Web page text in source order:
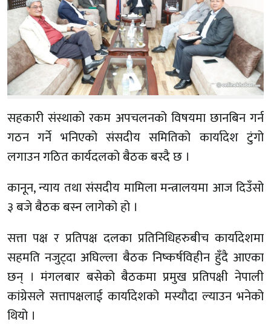
सहकारी संस्थाको रकम अपचलनको विषयमा छानबिन गर्न
गठन गर्ने भनिएको संसदीय समितिको कार्यादेश टुंगो
लगाउन गठित कार्यदलको बैठक बस्दै छ ।
कानून, न्याय तथा संसदीय मामिला मन्त्रालयमा आज दिउँसो
३ बजे बैठक बस्न लागेको हो ।
सत्ता पक्ष र प्रतिपक्ष दलका प्रतिनिधिहरुबीच कार्यादेशमा
सहमति नजुट्दा अघिल्ला बैठक निष्कर्षविहीन हुँदै आएका
छन् । मंगलबार बसेको बैठकमा प्रमुख प्रतिपक्षी नेपाली
कांग्रेसले सत्तापक्षलाई कार्यादेशको मस्यौदा ल्याउन भनेको
थियो ।